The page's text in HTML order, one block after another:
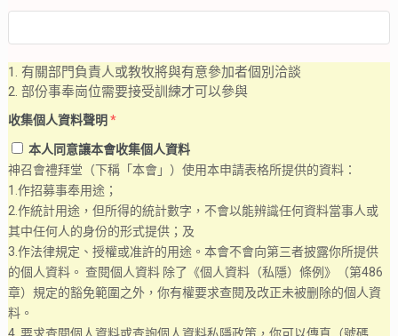
1. 有關部門負責人或教牧將與有意參加者個別洽談
2. 部份事奉崗位需要接受訓練才可以參與
收集個人資料聲明 *
本人同意讓本會收集個人資料
神召會禮拜堂（下稱「本會」）使用本申請表格所提供的資料：
1.作招募事奉用途；
2.作統計用途，但所得的統計數字，不會以能辨識任何資料當事人或
其中任何人的身份的形式提供；及
3.作法律規定、授權或准許的用途。本會不會向第三者披露你所提供
的個人資料。 查閱個人資料 除了《個人資料（私隱）條例》（第486
章）規定的豁免範圍之外，你有權要求查閱及改正未被删除的個人資
料。